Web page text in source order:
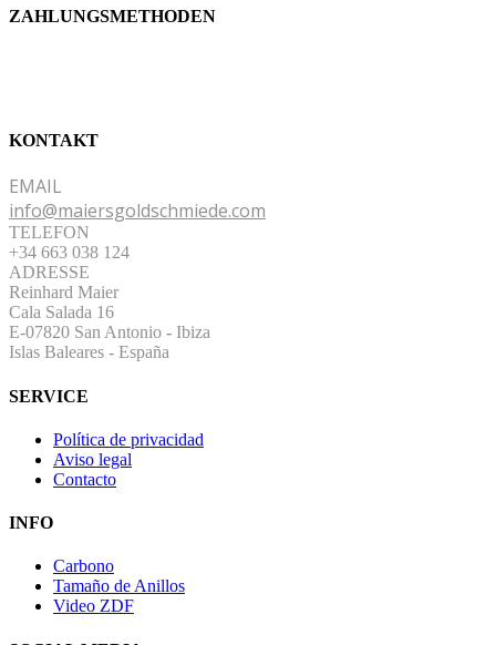
ZAHLUNGSMETHODEN
KONTAKT
EMAIL
info@maiersgoldschmiede.com
TELEFON
+34 663 038 124
ADRESSE
Reinhard Maier
Cala Salada 16
E-07820 San Antonio - Ibiza
Islas Baleares - España
SERVICE
Política de privacidad
Aviso legal
Contacto
INFO
Carbono
Tamaño de Anillos
Video ZDF